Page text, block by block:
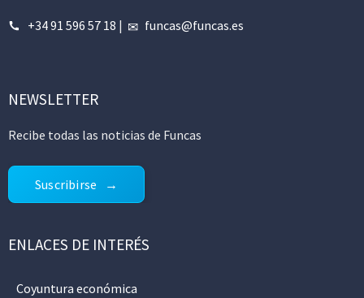
+34 91 596 57 18 | funcas@funcas.es
NEWSLETTER
Recibe todas las noticias de Funcas
Suscribirse
ENLACES DE INTERÉS
Coyuntura económica